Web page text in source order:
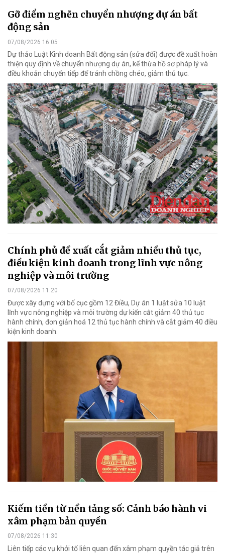
Gỡ điểm nghẽn chuyển nhượng dự án bất
động sản
07/08/2026 16:05
Dự thảo Luật Kinh doanh Bất động sản (sửa đổi) được đề xuất hoàn
thiện quy định về chuyển nhượng dự án, kế thừa hồ sơ pháp lý và
điều khoản chuyển tiếp để tránh chồng chéo, giảm thủ tục.
Chính phủ đề xuất cắt giảm nhiều thủ tục,
điều kiện kinh doanh trong lĩnh vực nông
nghiệp và môi trường
07/08/2026 11:20
Được xây dựng với bố cục gồm 12 Điều, Dự án 1 luật sửa 10 luật
lĩnh vực nông nghiệp và môi trường dự kiến cắt giảm 40 thủ tục
hành chính, đơn giản hoá 12 thủ tục hành chính và cắt giảm 40 điều
kiện kinh doanh.
Kiếm tiền từ nền tảng số: Cảnh báo hành vi
xâm phạm bản quyền
07/08/2026 11:30
Liên tiếp các vụ khởi tố liên quan đến xâm phạm quyền tác giả trên